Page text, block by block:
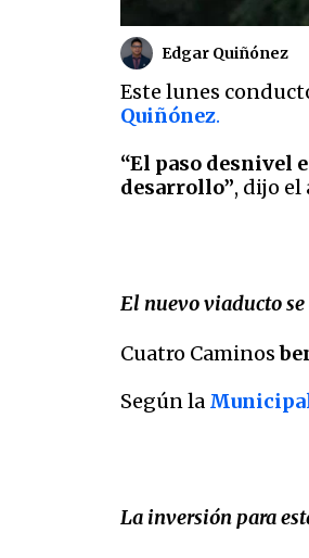
Edgar Quiñónez
Este lunes
Quiñónez.
“El paso desnivel
desarrollo”, dijo el
El nuevo viaducto se
Cuatro Caminos
Según la
La inversión para